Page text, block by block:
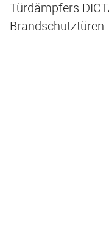
Türdämpfers
Brandschutztüren